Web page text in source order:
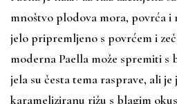
mnoštvo plodova mora, povrća i
jelo pripremljeno s povrćem i
moderna Paella može spremiti s
jela su česta tema rasprave, ali
karameliziranu rižu s blagim